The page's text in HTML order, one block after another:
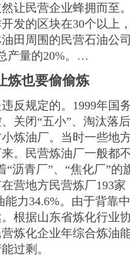
让民营企业蜂拥而至
开发的区块在30个以上
田周围的民营石油公
产量的20%。…
炼也要偷偷炼
反规定的。1999年国
关闭“五小”、淘汰落
炼油厂。当时一些地
。民营炼油厂一般都
“沥青厂”、“焦化厂”的
营地方民营炼厂193
力34.6%。由于背靠
根据山东省炼化行业
炼化企业年综合炼油
过剩。